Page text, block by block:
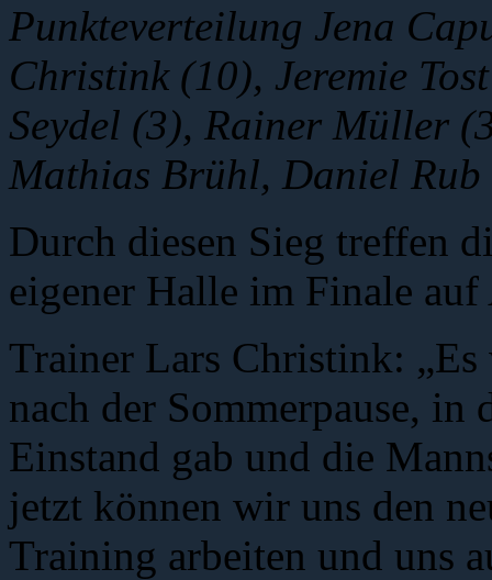
Punkteverteilung Jena
Christink (10), Jeremie
Seydel (3), Rainer Müller
Mathias Brühl, Daniel Rub
Durch diesen Sieg treffen
eigener Halle im Finale
Trainer Lars Christink: „Es
nach der Sommerpause, in
Einstand gab und die
jetzt können wir uns den
Training arbeiten und uns